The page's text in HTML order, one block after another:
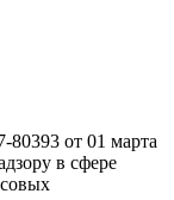
от 01 марта
в сфере